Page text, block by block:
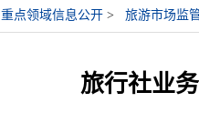
重点领域信息公开 > 旅游市场监
旅行社业